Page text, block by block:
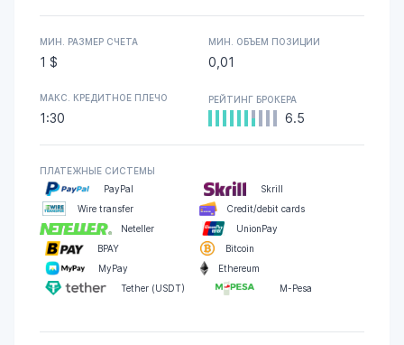
МИН. РАЗМЕР СЧЕТА
1 $
МИН. ОБЪЕМ ПОЗИЦИИ
0,01
МАКС. КРЕДИТНОЕ ПЛЕЧО
1:30
РЕЙТИНГ БРОКЕРА
6.5
ПЛАТЕЖНЫЕ СИСТЕМЫ
PayPal
Skrill
Wire transfer
Credit/debit cards
Neteller
UnionPay
BPAY
Bitcoin
MyPay
Ethereum
Tether (USDT)
M-Pesa